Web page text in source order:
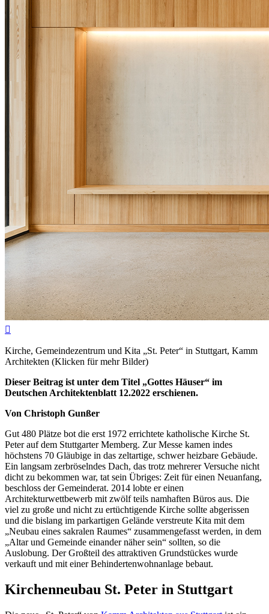

Kirche, Gemeindezentrum und Kita „St. Peter“ in Stuttgart, Kamm
Architekten (Klicken für mehr Bilder)
Dieser Beitrag ist unter dem Titel „Gottes Häuser“ im
Deutschen Architektenblatt 12.2022 erschienen.
Von Christoph Gunßer
Gut 480 Plätze bot die erst 1972 errichtete katholische Kirche St.
Peter auf dem Stuttgarter Memberg. Zur Messe kamen indes
höchstens 70 Gläubige in das zeltartige, schwer heizbare Gebäude.
Ein langsam zerbröselndes Dach, das trotz mehrerer Versuche nicht
dicht zu bekommen war, tat sein Übriges: Zeit für einen Neuanfang,
beschloss der Gemeinderat. 2014 lobte er einen
Architekturwettbewerb mit zwölf teils namhaften Büros aus. Die
viel zu große und nicht zu ertüchtigende Kirche sollte abgerissen
und die bislang im parkartigen Gelände verstreute Kita mit dem
„Neubau eines sakralen Raumes“ zusammengefasst werden, in dem
„Altar und Gemeinde einander näher sein“ sollten, so die
Auslobung. Der Großteil des attraktiven Grundstückes wurde
verkauft und mit einer Behindertenwohnanlage bebaut.
Kirchenneubau St. Peter in Stuttgart